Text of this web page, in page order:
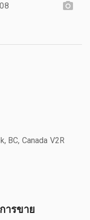
BC, Canada V2R
ารขาย